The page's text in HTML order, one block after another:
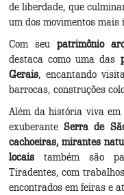
de liberdade, que
um dos movimentos
Com seu patrimônio
destaca como uma das
Gerais, encantando
barrocas, construções
Além da história viva
exuberante Serra de
cachoeiras, mirantes
locaistambém são
Tiradentes, com
encontrados em feiras e